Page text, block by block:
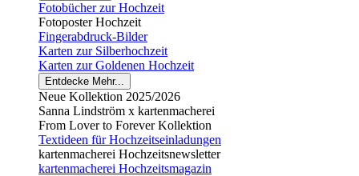
Fotobücher zur Hochzeit
Fotoposter Hochzeit
Fingerabdruck-Bilder
Karten zur Silberhochzeit
Karten zur Goldenen Hochzeit
Entdecke Mehr...
Neue Kollektion 2025/2026
Sanna Lindström x kartenmacherei
From Lover to Forever Kollektion
Textideen für Hochzeitseinladungen
kartenmacherei Hochzeitsnewsletter
kartenmacherei Hochzeitsmagazin